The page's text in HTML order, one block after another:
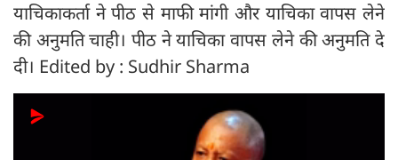
याचिकाकर्ता ने पीठ से माफी मांगी और याचिका वापस लेने
की अनुमति चाही। पीठ ने याचिका वापस लेने की अनुमति दे
दी। Edited by : Sudhir Sharma